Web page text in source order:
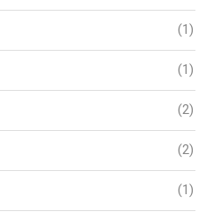
(1)
(1)
(2)
(2)
(1)